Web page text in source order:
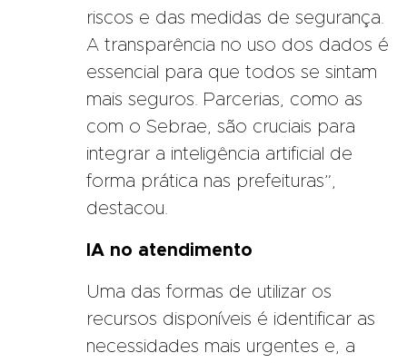
riscos e das medidas de segurança.
A transparência no uso dos dados é
essencial para que todos se sintam
mais seguros. Parcerias, como as
com o Sebrae, são cruciais para
integrar a inteligência artificial de
forma prática nas prefeituras”,
destacou.
IA no atendimento
Uma das formas de utilizar os
recursos disponíveis é identificar as
necessidades mais urgentes e, a